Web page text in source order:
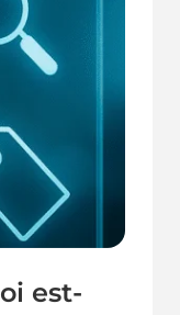
est-